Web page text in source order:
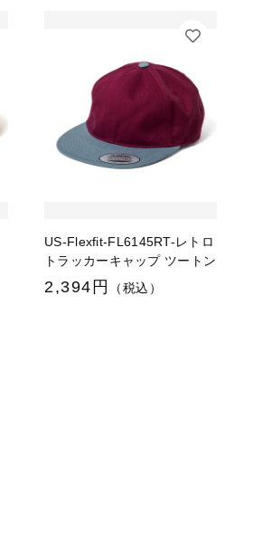
US-Flexfit-FL6145RT-レトロ
トラッカーキャップ ツートン
2,394円 （税込）